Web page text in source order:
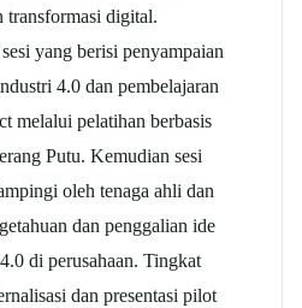
transformasi digital.
yang berisi penyampaian
4.0 dan pembelajaran
melalui pelatihan berbasis
Putu. Kemudian sesi
oleh tenaga ahli dan
dan penggalian ide
di perusahaan. Tingkat
dan presentasi pilot